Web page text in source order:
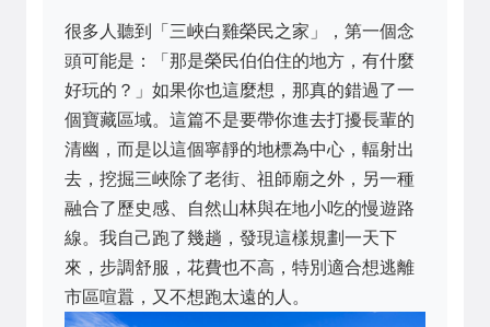
很多人聽到「三峽白雞榮民之家」，第一個念
頭可能是：「那是榮民伯伯住的地方，有什麼
好玩的？」如果你也這麼想，那真的錯過了一
個寶藏區域。這篇不是要帶你進去打擾長輩的
清幽，而是以這個寧靜的地標為中心，輻射出
去，挖掘三峽除了老街、祖師廟之外，另一種
融合了歷史感、自然山林與在地小吃的慢遊路
線。我自己跑了幾趟，發現這樣規劃一天下
來，步調舒服，花費也不高，特別適合想逃離
市區喧囂，又不想跑太遠的人。